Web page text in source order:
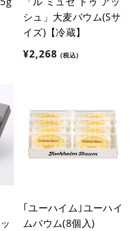
シュ」大麦バウム(Sサ
イズ)【冷蔵】
¥2,268 (税込)
｢ユーハイム｣ユーハイ
ムバウム(8個入)